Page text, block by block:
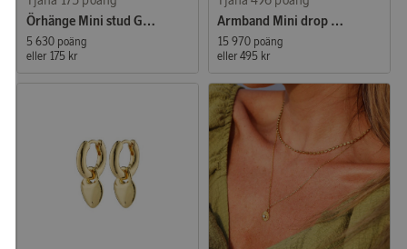
Örhänge Mini stud Gold Crystal
5 630 poäng
eller 175 kr
Armband Mini drop Rhodium Crystal
15 970 poäng
eller 495 kr